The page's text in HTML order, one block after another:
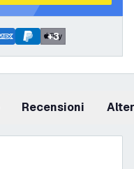
+3
recensioni